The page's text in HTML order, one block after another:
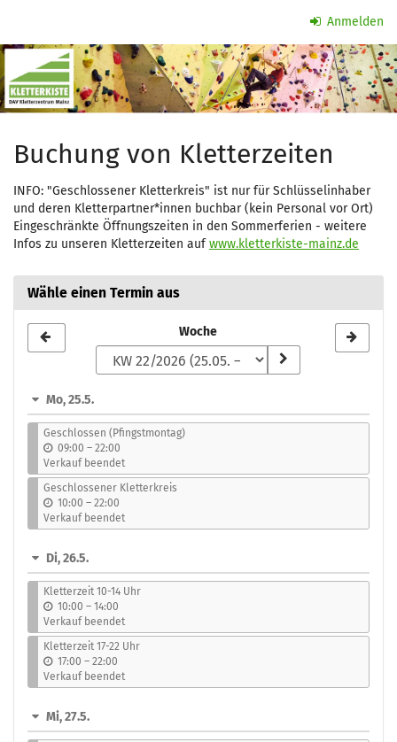
Inhalt
springen
Anmelden
Kletterzeit
Buchung von Kletterzeiten
INFO: "Geschlossener Kletterkreis" ist nur für Schlüsselinhaber
und deren Kletterpartner*innen buchbar (kein Personal vor Ort)
Eingeschränkte Öffnungszeiten in den Sommerferien - weitere
Infos zu unseren Kletterzeiten aufwww.kletterkiste-mainz.de
Wähle einen Termin aus
zur
auswählen
Woche
Mo, 25.5.
Geschlossen (Pfingstmontag)
09:00 –b
i
s
22:00
Verkauf beendet
Geschlossener Kletterkreis
10:00 –b
i
s
22:00
Verkauf beendet
Di, 26.5.
Kletterzeit 10-14 Uhr
10:00 –b
i
s
14:00
Verkauf beendet
Kletterzeit 17-22 Uhr
17:00 –b
i
s
22:00
Verkauf beendet
Mi, 27.5.